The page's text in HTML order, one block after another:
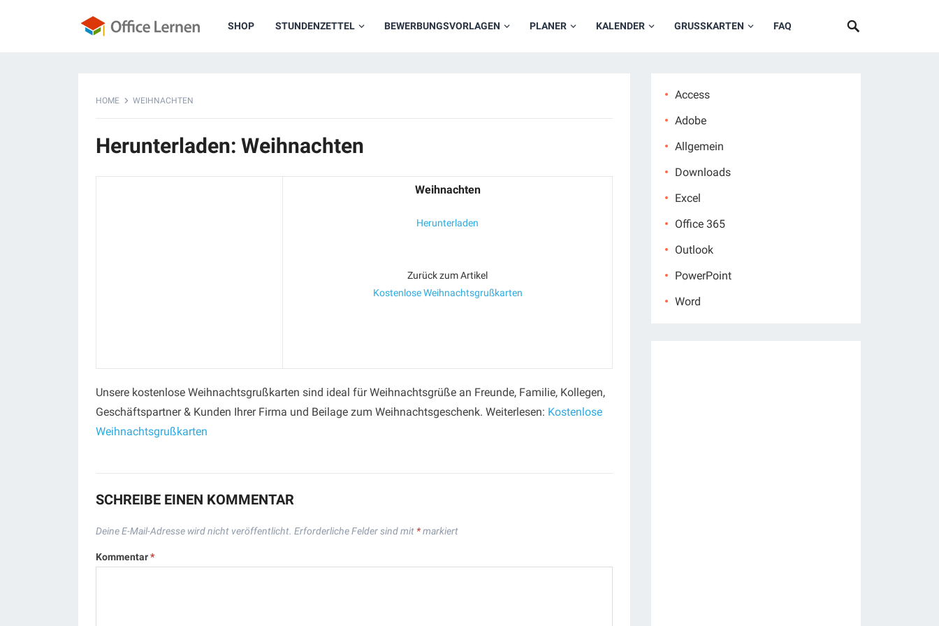
SHOP STUNDENZETTEL BEWERBUNGSVORLAGEN PLANER KALENDER GRUSSKARTEN FAQ
HOME WEIHNACHTEN
Herunterladen: Weihnachten
Weihnachten
Herunterladen
Zurück zum Artikel
Kostenlose Weihnachtsgrußkarten
Unsere kostenlose Weihnachtsgrußkarten sind ideal für Weihnachtsgrüße an Freunde, Familie, Kollegen,
Geschäftspartner & Kunden Ihrer Firma und Beilage zum Weihnachtsgeschenk. Weiterlesen: Kostenlose
Weihnachtsgrußkarten
SCHREIBE EINEN KOMMENTAR
Deine E-Mail-Adresse wird nicht veröffentlicht. Erforderliche Felder sind mit *markiert
Kommentar*
Access
Adobe
Allgemein
Downloads
Excel
Office 365
Outlook
PowerPoint
Word